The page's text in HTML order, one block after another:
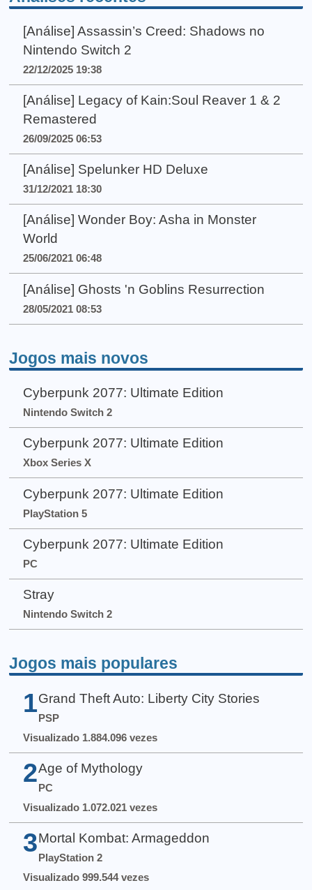
[Análise] Assassin’s Creed: Shadows no
Nintendo Switch 2
22/12/2025 19:38
[Análise] Legacy of Kain:Soul Reaver 1 & 2
Remastered
26/09/2025 06:53
[Análise] Spelunker HD Deluxe
31/12/2021 18:30
[Análise] Wonder Boy: Asha in Monster
World
25/06/2021 06:48
[Análise] Ghosts 'n Goblins Resurrection
28/05/2021 08:53
Jogos mais novos
Cyberpunk 2077: Ultimate Edition
Nintendo Switch 2
Cyberpunk 2077: Ultimate Edition
Xbox Series X
Cyberpunk 2077: Ultimate Edition
PlayStation 5
Cyberpunk 2077: Ultimate Edition
PC
Stray
Nintendo Switch 2
Jogos mais populares
1 Grand Theft Auto: Liberty City Stories
PSP
Visualizado 1.884.096 vezes
2 Age of Mythology
PC
Visualizado 1.072.021 vezes
3 Mortal Kombat: Armageddon
PlayStation 2
Visualizado 999.544 vezes